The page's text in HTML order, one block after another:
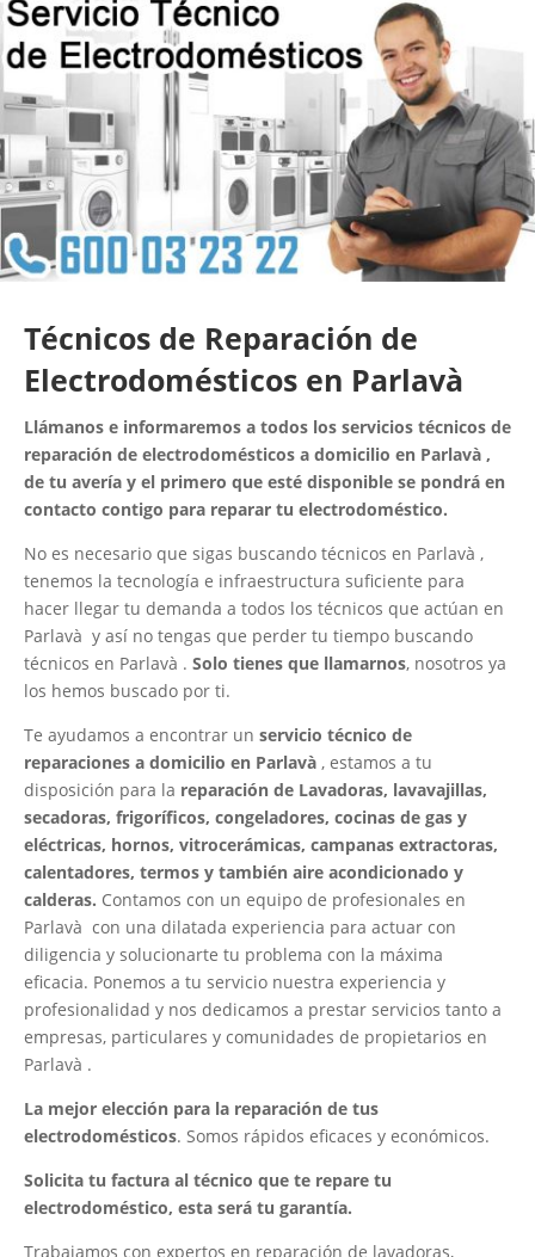
Técnicos de Reparación de
Electrodomésticos en Parlavà
Llámanos e informaremos a todos los servicios técnicos de
reparación de electrodomésticos a domicilio en Parlavà ,
de tu avería y el primero que esté disponible se pondrá en
contacto contigo para reparar tu electrodoméstico.
No es necesario que sigas buscando técnicos en Parlavà ,
tenemos la tecnología e infraestructura suficiente para
hacer llegar tu demanda a todos los técnicos que actúan en
Parlavà y así no tengas que perder tu tiempo buscando
técnicos en Parlavà . Solo tienes que llamarnos, nosotros ya
los hemos buscado por ti.
Te ayudamos a encontrar un servicio técnico de
reparaciones a domicilio en Parlavà , estamos a tu
disposición para la reparación de Lavadoras, lavavajillas,
secadoras, frigoríficos, congeladores, cocinas de gas y
eléctricas, hornos, vitrocerámicas, campanas extractoras,
calentadores, termos y también aire acondicionado y
calderas. Contamos con un equipo de profesionales en
Parlavà con una dilatada experiencia para actuar con
diligencia y solucionarte tu problema con la máxima
eficacia. Ponemos a tu servicio nuestra experiencia y
profesionalidad y nos dedicamos a prestar servicios tanto a
empresas, particulares y comunidades de propietarios en
Parlavà .
La mejor elección para la reparación de tus
electrodomésticos. Somos rápidos eficaces y económicos.
Solicita tu factura al técnico que te repare tu
electrodoméstico, esta será tu garantía.
Trabajamos con expertos en reparación de lavadoras,